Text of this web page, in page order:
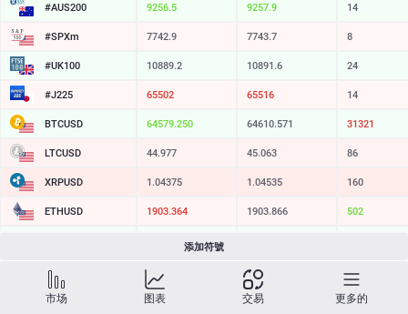
#AUS200 9256.5 9257.9 14
#SPXm 7742.9 7743.7 8
#UK100 10889.2 10891.6 24
#J225 65502 65516 14
BTCUSD 64579.250 64610.571 31321
LTCUSD 44.977 45.063 86
XRPUSD 1.04375 1.04535 160
ETHUSD 1903.364 1903.866 502
SOLUSD 73.70
TSLA 321.16 321.73 57
添加符號
市场 图表 交易 更多的